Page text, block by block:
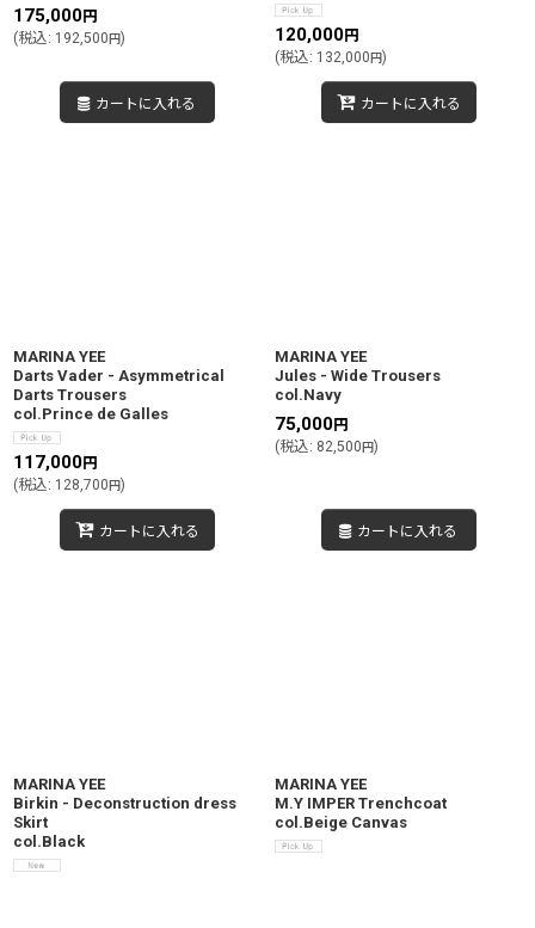
175,000円
(税込: 192,500円)
カートに入れる
120,000円
(税込: 132,000円)
カートに入れる
MARINA YEE
Darts Vader - Asymmetrical
Darts Trousers
col.Prince de Galles
117,000円
(税込: 128,700円)
カートに入れる
MARINA YEE
Jules - Wide Trousers
col.Navy
75,000円
(税込: 82,500円)
カートに入れる
MARINA YEE
Birkin - Deconstruction dress
Skirt
col.Black
MARINA YEE
M.Y IMPER Trenchcoat
col.Beige Canvas